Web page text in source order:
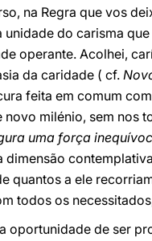
na Regra que vos
do carisma
operante. Acolhei,
da caridade ( cf.
feita em comum
milénio, sem nos
uma força
quantos a ele
todos os
oportunidade de ser